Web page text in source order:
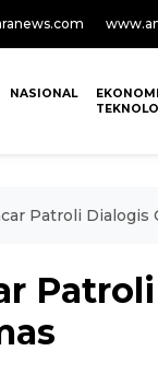
NASIONAL
Patroli Dialogis